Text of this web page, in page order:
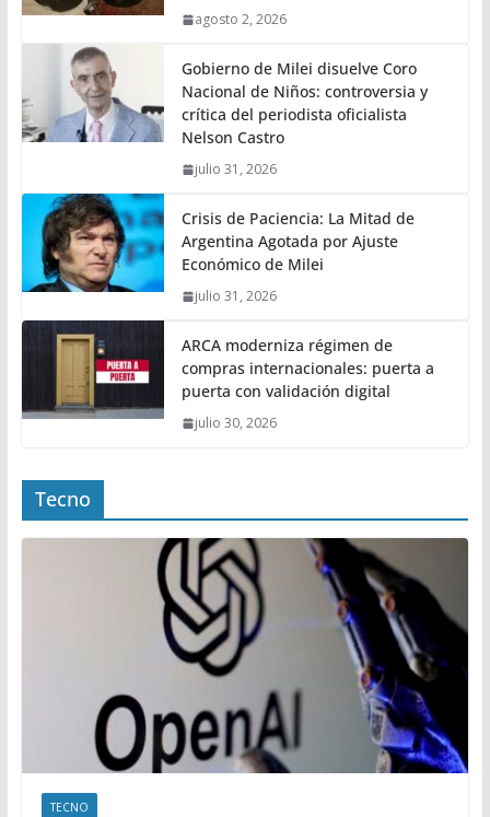
agosto 2, 2026
Gobierno de Milei disuelve Coro
Nacional de Niños: controversia y
crítica del periodista oficialista
Nelson Castro
julio 31, 2026
Crisis de Paciencia: La Mitad de
Argentina Agotada por Ajuste
Económico de Milei
julio 31, 2026
ARCA moderniza régimen de
compras internacionales: puerta a
puerta con validación digital
julio 30, 2026
Tecno
TECNO